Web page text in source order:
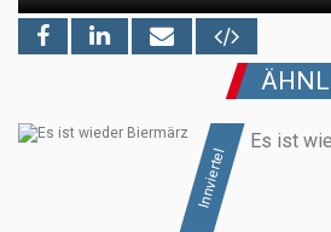
Innviertel
Es ist